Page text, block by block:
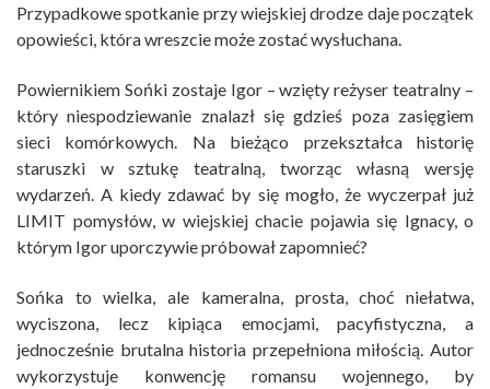
Przypadkowe spotkanie przy wiejskiej drodze daje początek
opowieści, która wreszcie może zostać wysłuchana.
Powiernikiem Sońki zostaje Igor – wzięty reżyser teatralny –
który niespodziewanie znalazł się gdzieś poza zasięgiem
sieci komórkowych. Na bieżąco przekształca historię
staruszki w sztukę teatralną, tworząc własną wersję
wydarzeń. A kiedy zdawać by się mogło, że wyczerpał już
LIMIT pomysłów, w wiejskiej chacie pojawia się Ignacy, o
którym Igor uporczywie próbował zapomnieć?
Sońka to wielka, ale kameralna, prosta, choć niełatwa,
wyciszona, lecz kipiąca emocjami, pacyfistyczna, a
jednocześnie brutalna historia przepełniona miłością. Autor
wykorzystuje konwencję romansu wojennego, by